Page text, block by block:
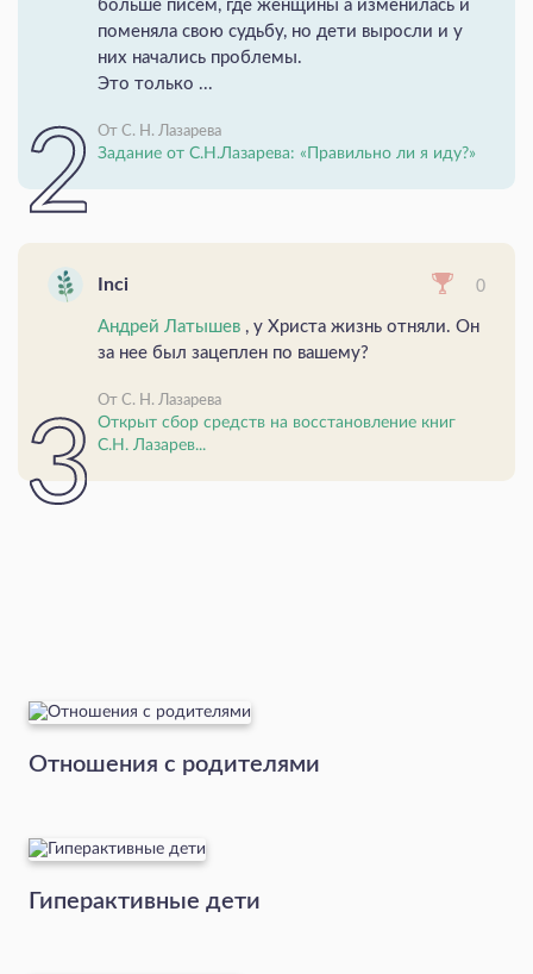
больше писем, где женщины а изменилась и
поменяла свою судьбу, но дети выросли и у
них начались проблемы.
Это только ...
От С. Н. Лазарева
Задание от С.Н.Лазарева: «Правильно ли я иду?»
Inci 0
Андрей Латышев , у Христа жизнь отняли. Он
за нее был зацеплен по вашему?
От С. Н. Лазарева
Открыт сбор средств на восстановление книг
С.Н. Лазарев...
Отношения с родителями
Гиперактивные дети